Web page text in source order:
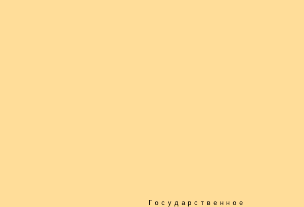
Государственное